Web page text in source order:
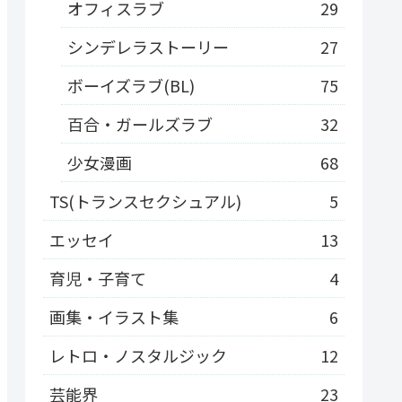
オフィスラブ
29
シンデレラストーリー
27
ボーイズラブ(BL)
75
百合・ガールズラブ
32
少女漫画
68
TS(トランスセクシュアル)
5
エッセイ
13
育児・子育て
4
画集・イラスト集
6
レトロ・ノスタルジック
12
芸能界
23